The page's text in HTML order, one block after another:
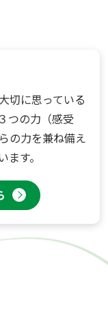
切に思っている
つの力（感受
の力を兼ね備え
す。